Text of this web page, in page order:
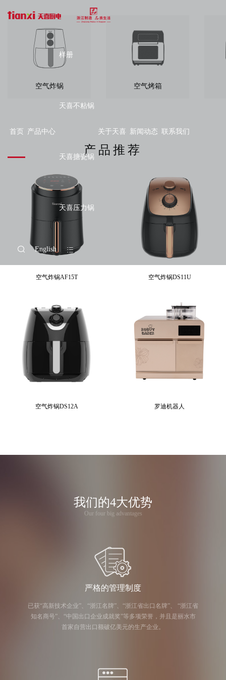
首页 产品中心
样册
天喜不粘锅
天喜搪瓷锅
天喜压力锅
关于天喜 新闻动态 联系我们
English
空气炸锅 空气烤箱
产品推荐
空气炸锅AF15T 空气炸锅DS11U
空气炸锅DS12A 罗迪机器人
我们的4大优势
Our four big advantages
严格的管理制度
已获“高新技术企业”、“浙江名牌”、“浙江省出口名牌”、 “浙江省
知名商号”、“中国出口企业成就奖”等多项荣誉，并且是丽水市
首家自营出口额破亿美元的生产企业。